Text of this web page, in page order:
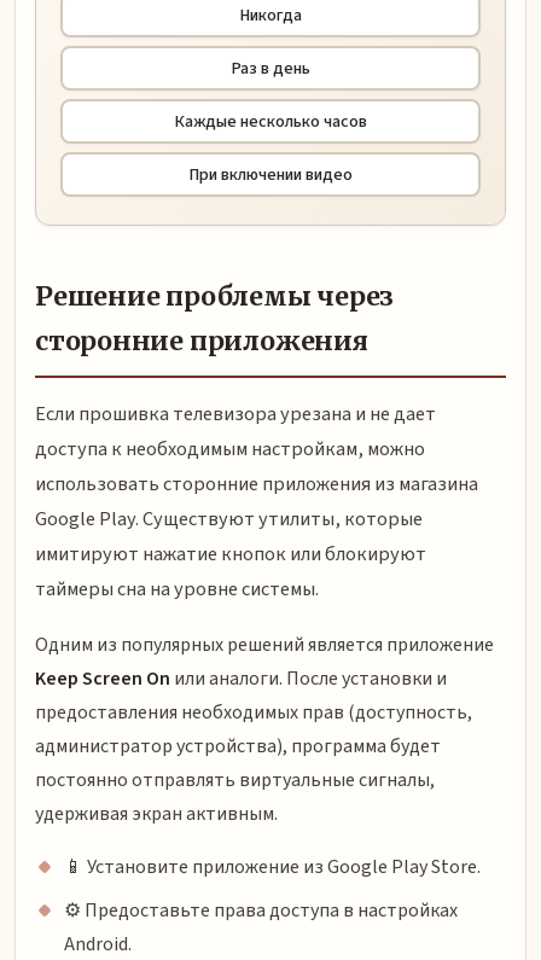
Никогда
Раз в день
Каждые несколько часов
При включении видео
Решение проблемы через
сторонние приложения
Если прошивка телевизора урезана и не дает
доступа к необходимым настройкам, можно
использовать сторонние приложения из магазина
Google Play. Существуют утилиты, которые
имитируют нажатие кнопок или блокируют
таймеры сна на уровне системы.
Одним из популярных решений является приложение
Keep Screen On или аналоги. После установки и
предоставления необходимых прав (доступность,
администратор устройства), программа будет
постоянно отправлять виртуальные сигналы,
удерживая экран активным.
📱 Установите приложение из Google Play Store.
⚙️ Предоставьте права доступа в настройках
Android.